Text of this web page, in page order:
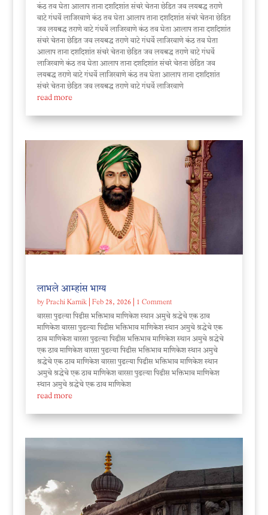
कंठ तव घेता आलाप ताना दशदिशांत संचरे चेतना छेडित जव लयबद्ध तराणे
वाटे गंधर्वे लाजिरवाणे कंठ तव घेता आलाप ताना दशदिशांत संचरे चेतना छेडित
जव लयबद्ध तराणे वाटे गंधर्वे लाजिरवाणे कंठ तव घेता आलाप ताना दशदिशांत
संचरे चेतना छेडित जव लयबद्ध तराणे वाटे गंधर्वे लाजिरवाणे कंठ तव घेता
आलाप ताना दशदिशांत संचरे चेतना छेडित जव लयबद्ध तराणे वाटे गंधर्वे
लाजिरवाणे कंठ तव घेता आलाप ताना दशदिशांत संचरे चेतना छेडित जव
लयबद्ध तराणे वाटे गंधर्वे लाजिरवाणे कंठ तव घेता आलाप ताना दशदिशांत
संचरे चेतना छेडित जव लयबद्ध तराणे वाटे गंधर्वे लाजिरवाणे
read more
लाभले आम्हांस भाग्य
byPrachi Karnik| Feb 28, 2026| 1 Comment
वारसा पुढल्या पिढीस भक्तिभाव माणिकेश स्थान अमुचे श्रद्धेचे एक ठाव
माणिकेश वारसा पुढल्या पिढीस भक्तिभाव माणिकेश स्थान अमुचे श्रद्धेचे एक
ठाव माणिकेश वारसा पुढल्या पिढीस भक्तिभाव माणिकेश स्थान अमुचे श्रद्धेचे
एक ठाव माणिकेश वारसा पुढल्या पिढीस भक्तिभाव माणिकेश स्थान अमुचे
श्रद्धेचे एक ठाव माणिकेश वारसा पुढल्या पिढीस भक्तिभाव माणिकेश स्थान
अमुचे श्रद्धेचे एक ठाव माणिकेश वारसा पुढल्या पिढीस भक्तिभाव माणिकेश
स्थान अमुचे श्रद्धेचे एक ठाव माणिकेश
read more